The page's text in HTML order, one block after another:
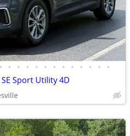
• • • • • • • • • • • • •
Sport Utility 4D